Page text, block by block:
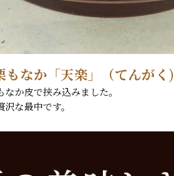
なか「天楽」（てんがく)
か皮で挟み込みました。
な最中です。